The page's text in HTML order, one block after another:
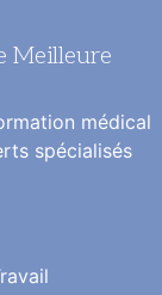
Meilleure
médical
spécialisés